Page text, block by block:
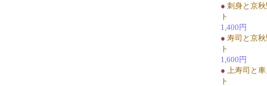
● 刺身と京
ト
1,400円
● 寿司と京
ト
1,600円
● 上寿司と
ト